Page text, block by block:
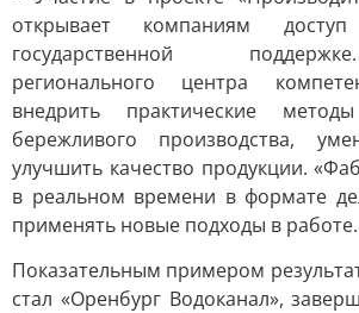
открывает компаниям
государственной
регионального центра
внедрить практические
бережливого производства,
улучшить качество продукции.
в реальном времени в формате
применять новые подходы в работе.
Показательным примером
стал «Оренбург Водоканал»,